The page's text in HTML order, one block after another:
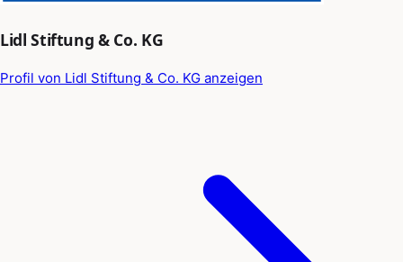
Lidl Stiftung & Co. KG
Profil von Lidl Stiftung & Co. KG anzeigen